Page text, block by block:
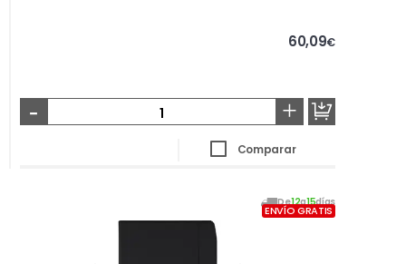
60,09€
- +
Comparar
De12a15días
ENVÍO GRATIS